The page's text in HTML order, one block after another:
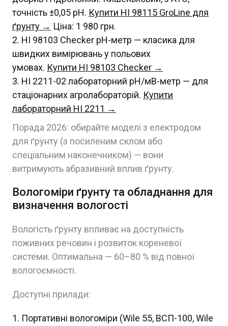
точність ±0,05 pH. Купити HI 98115 GroLine для
ґрунту → Ціна: 1 980 грн.
HI 98103 Checker pH-метр — класика для
швидких вимірювань у польових
умовах. Купити HI 98103 Checker →
HI 2211-02 лабораторний pH/мВ-метр — для
стаціонарних агролабораторій. Купити
лабораторний HI 2211 →
Порада 2026: обирайте моделі з електродом
для ґрунту (з посиленим склом або
спеціальним наконечником) — вони
витримують абразивний вплив ґрунту.
Вологоміри ґрунту та обладнання для
визначення вологості
Вологість ґрунту впливає на доступність
поживних речовин і розвиток кореневої
системи. Оптимальна — 60–80 % від повної
вологоємності.
Доступні прилади:
Портативні вологоміри (Wile 55, ВСП-100, Wile